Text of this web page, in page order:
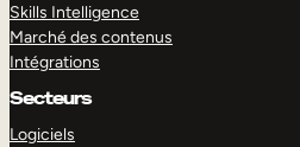
Skills Intelligence
Marché des contenus
Intégrations
Secteurs
Logiciels